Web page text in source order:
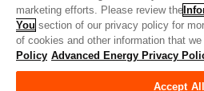
Privacy Preferences
Do Not Sell or Share My Personal
Limit the Use of My Sensitive
marketing efforts. Please review the
You section of our privacy policy for
of cookies and other information that
Policy Advanced Energy Privacy
Accept All